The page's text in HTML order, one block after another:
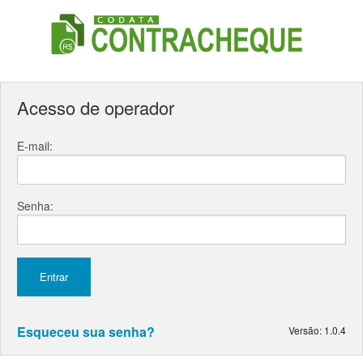
Acesso de operador
E-mail:
Senha:
Esqueceu sua senha? Versão: 1.0.4